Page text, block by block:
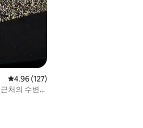
평점 4.96점(5점 만점), 후기 127개
4.96 (127)
처의 수변